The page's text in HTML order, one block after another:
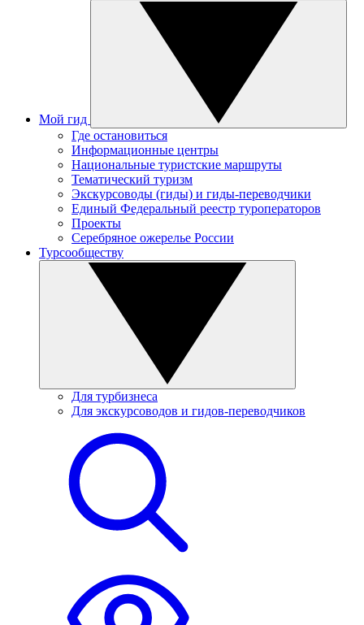
Мой гид
Где остановиться
Информационные центры
Национальные туристские маршруты
Тематический туризм
Экскурсоводы (гиды) и гиды-переводчики
Единый Федеральный реестр туроператоров
Проекты
Серебряное ожерелье России
Турсообществу
Для турбизнеса
Для экскурсоводов и гидов-переводчиков